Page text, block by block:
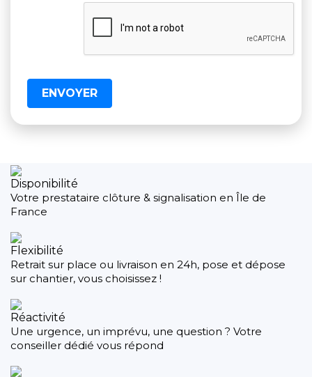
Disponibilité
Votre prestataire clôture & signalisation en Île de
France
Flexibilité
Retrait sur place ou livraison en 24h, pose et dépose
sur chantier, vous choisissez !
Réactivité
Une urgence, un imprévu, une question ? Votre
conseiller dédié vous répond